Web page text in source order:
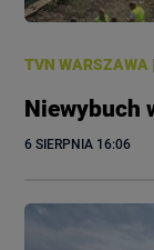
TVN WARSZAWA
Niewybuch
6 SIERPNIA 16:06